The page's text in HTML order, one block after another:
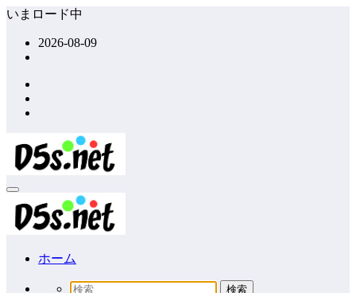
コ
ッ
プ
いまロード中
2026-08-09
ホーム